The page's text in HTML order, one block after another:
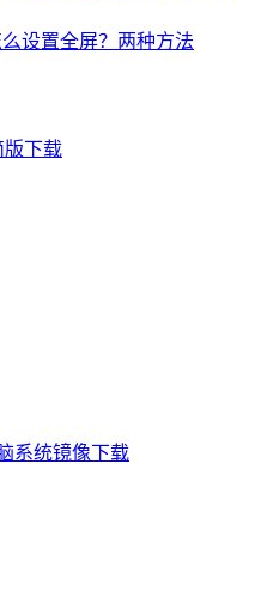
设置全屏？两种方法
版下载
系统镜像下载